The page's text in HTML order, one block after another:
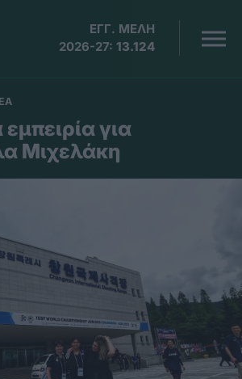
ΕΓΓ. ΜΕΛΗ
2026-27: 13.124
για
Μιχελάκη